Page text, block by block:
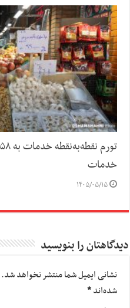
خدمات
۱۴۰۵/۰۵/۱۵
دیدگاهتان را بنویسید
نشانی ایمیل شما منتشر نخواهد شد.
شده‌اند*